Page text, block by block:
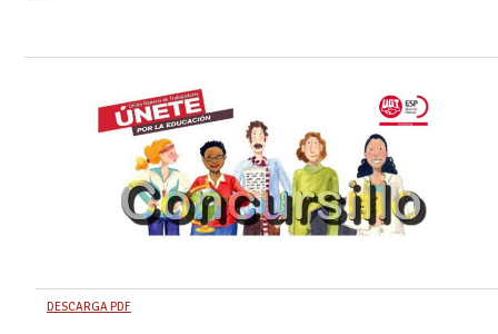
DESCARGA PDF